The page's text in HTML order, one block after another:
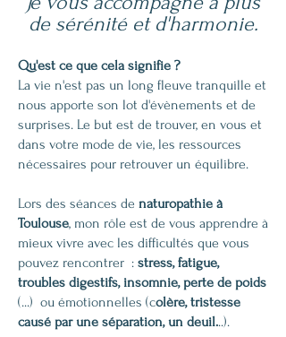
de sérénité et d'harmonie.
Qu'est ce que cela signifie ?
La vie n'est pas un long fleuve tranquille et
nous apporte son lot d'évènements et de
surprises. Le but est de trouver, en vous et
dans votre mode de vie, les ressources
nécessaires pour retrouver un équilibre.
Lors des séances de naturopathie à
Toulouse, mon rôle est de vous apprendre à
mieux vivre avec les difficultés que vous
pouvez rencontrer : stress, fatigue,
troubles digestifs, insomnie, perte de poids
(...) ou émotionnelles (colère, tristesse
causé par une séparation, un deuil...).